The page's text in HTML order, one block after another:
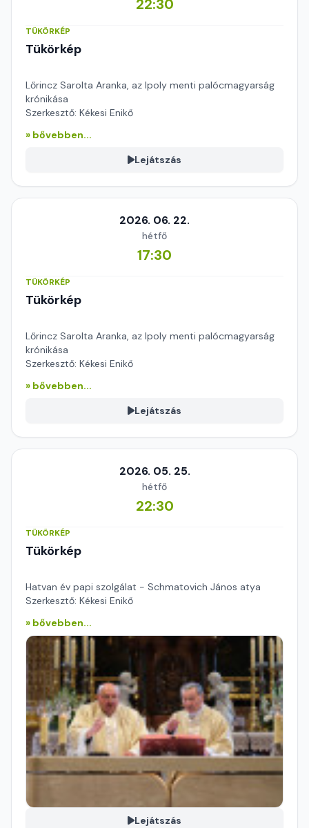
22:30
TÜKÖRKÉP
Tükörkép
Lőrincz Sarolta Aranka, az Ipoly menti palócmagyarság
krónikása
Szerkesztő: Kékesi Enikő
» bővebben...
Lejátszás
2026. 06. 22.
hétfő
17:30
TÜKÖRKÉP
Tükörkép
Lőrincz Sarolta Aranka, az Ipoly menti palócmagyarság
krónikása
Szerkesztő: Kékesi Enikő
» bővebben...
Lejátszás
2026. 05. 25.
hétfő
22:30
TÜKÖRKÉP
Tükörkép
Hatvan év papi szolgálat - Schmatovich János atya
Szerkesztő: Kékesi Enikő
» bővebben...
Lejátszás